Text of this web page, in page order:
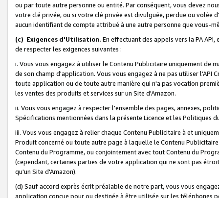
ou par toute autre personne ou entité. Par conséquent, vous devez
votre clé privée, ou si votre clé privée est divulguée, perdue ou volée
aucun identifiant de compte attribué à une autre personne que vous-
(c) Exigences d'Utilisation. En effectuant des appels vers la PA
de respecter les exigences suivantes :
i. Vous vous engagez à utiliser le Contenu Publicitaire uniquement de
de son champ d'application. Vous vous engagez à ne pas utiliser l’API
toute application ou de toute autre manière qui n'a pas vocation
les ventes des produits et services sur un Site d'Amazon.
ii. Vous vous engagez à respecter l'ensemble des pages, annexes,
Spécifications mentionnées dans la présente Licence et les Politiques
iii. Vous vous engagez à relier chaque Contenu Publicitaire à et
Produit concerné ou toute autre page à laquelle le Contenu
Contenu du Programme, ou conjointement avec tout Contenu du
(cependant, certaines parties de votre application qui ne sont pas
qu'un Site d'Amazon).
(d) Sauf accord exprès écrit préalable de notre part, vous vous
application conçue pour ou destinée à être utilisée sur les téléphones